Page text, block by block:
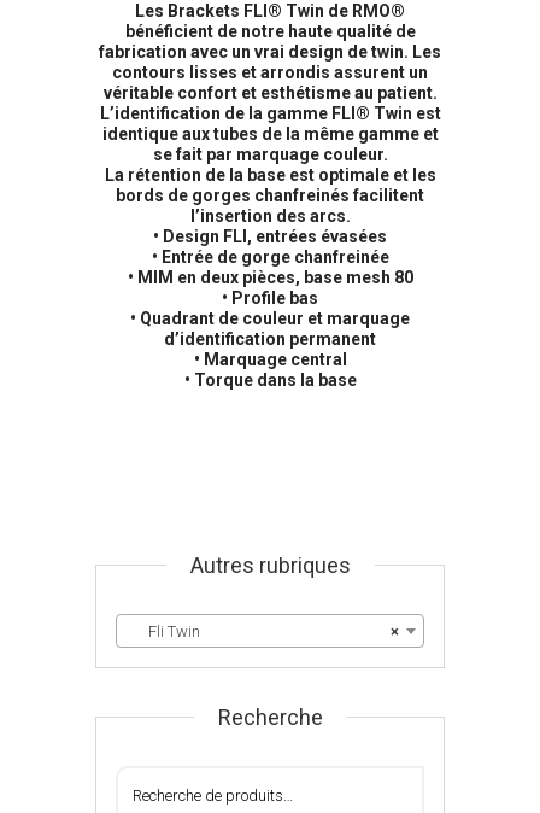
Les Brackets FLI® Twin de RMO®
bénéficient de notre haute qualité de
fabrication avec un vrai design de twin. Les
contours lisses et arrondis assurent un
véritable confort et esthétisme au patient.
L’identification de la gamme FLI® Twin est
identique aux tubes de la même gamme et
se fait par marquage couleur.
La rétention de la base est optimale et les
bords de gorges chanfreinés facilitent
l’insertion des arcs.
• Design FLI, entrées évasées
• Entrée de gorge chanfreinée
• MIM en deux pièces, base mesh 80
• Profile bas
• Quadrant de couleur et marquage
d’identification permanent
• Marquage central
• Torque dans la base
Autres rubriques
×
Fli Twin
Recherche